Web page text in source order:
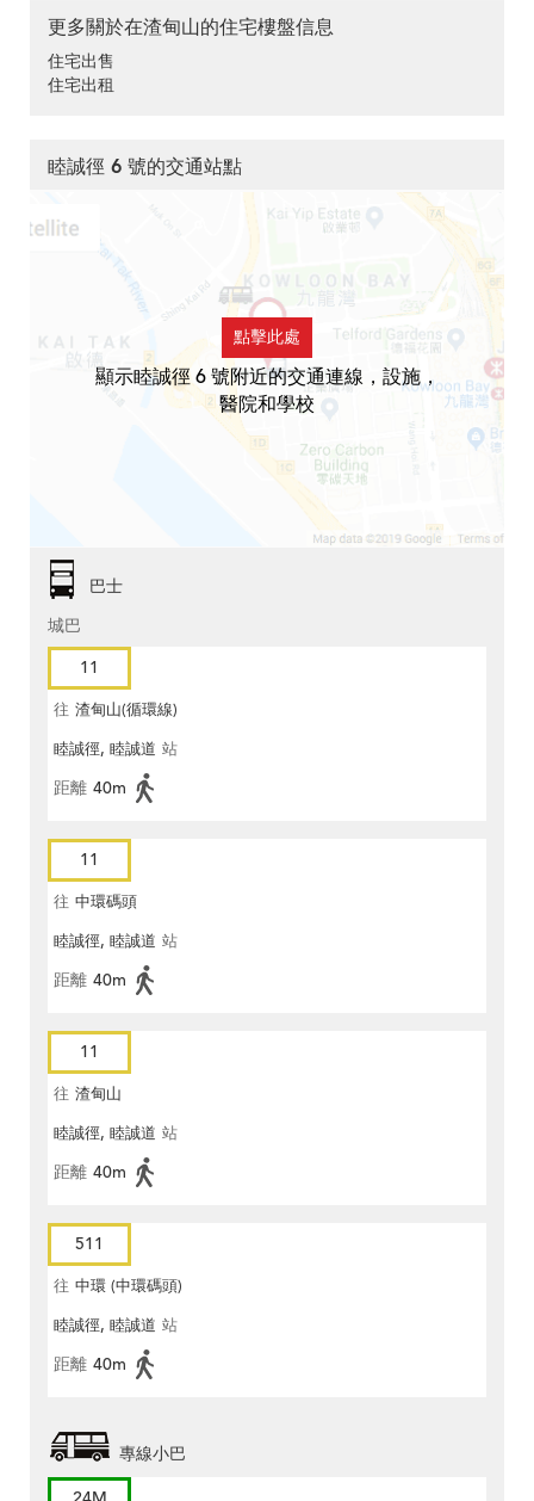
更多關於在渣甸山的住宅樓盤信息
住宅出售
住宅出租
睦誠徑 6 號的交通站點
點擊此處
顯示睦誠徑 6 號附近的交通連線，設施，
醫院和學校
巴士
城巴
11
往 渣甸山(循環線)
睦誠徑, 睦誠道 站
距離 40m
11
往 中環碼頭
睦誠徑, 睦誠道 站
距離 40m
11
往 渣甸山
睦誠徑, 睦誠道 站
距離 40m
511
往 中環 (中環碼頭)
睦誠徑, 睦誠道 站
距離 40m
專線小巴